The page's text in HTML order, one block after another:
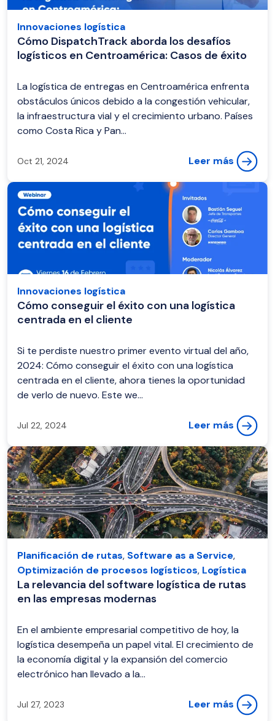
Innovaciones logística
Cómo DispatchTrack aborda los desafíos
logísticos en Centroamérica: Casos de éxito
La logística de entregas en Centroamérica enfrenta
obstáculos únicos debido a la congestión vehicular,
la infraestructura vial y el crecimiento urbano. Países
como Costa Rica y Pan...
Oct 21, 2024 Leer más
Innovaciones logística
Cómo conseguir el éxito con una logística
centrada en el cliente
Si te perdiste nuestro primer evento virtual del año,
2024: Cómo conseguir el éxito con una logística
centrada en el cliente, ahora tienes la oportunidad
de verlo de nuevo. Este we...
Jul 22, 2024 Leer más
Planificación de rutas, Software as a Service,
Optimización de procesos logísticos, Logística
La relevancia del software logística de rutas
en las empresas modernas
En el ambiente empresarial competitivo de hoy, la
logística desempeña un papel vital. El crecimiento de
la economía digital y la expansión del comercio
electrónico han llevado a la...
Jul 27, 2023 Leer más